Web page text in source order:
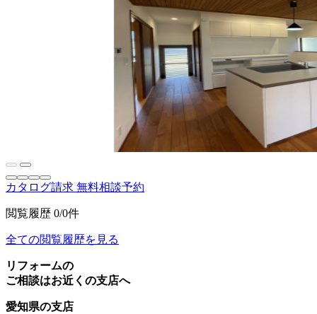
カタログ請求 無料相談予約
閲覧履歴 0/0件
全ての閲覧履歴を見る
リフォームの
ご相談はお近くの支店へ
愛知県の支店